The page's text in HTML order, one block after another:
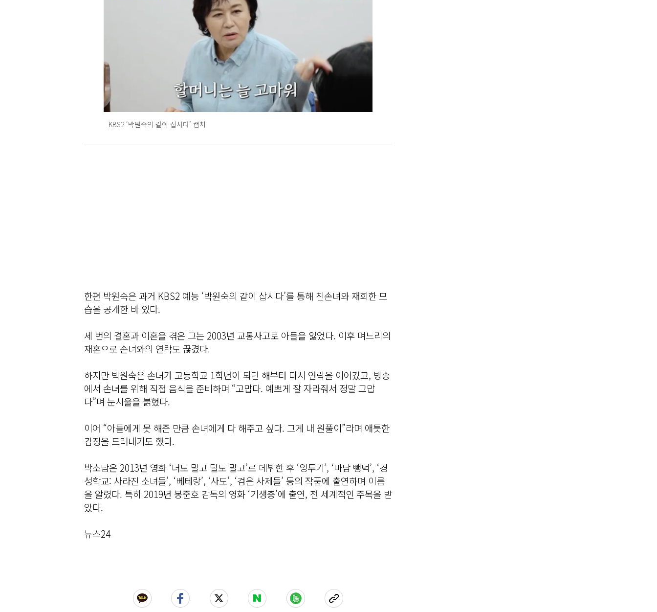
KBS2 ‘박원숙의 같이 삽시다’ 캡처
한편 박원숙은 과거 KBS2 예능 ‘박원숙의 같이 삽시다’를 통해 친손녀와 재회한 모
습을 공개한 바 있다.
세 번의 결혼과 이혼을 겪은 그는 2003년 교통사고로 아들을 잃었다. 이후 며느리의
재혼으로 손녀와의 연락도 끊겼다.
하지만 박원숙은 손녀가 고등학교 1학년이 되던 해부터 다시 연락을 이어갔고, 방송
에서 손녀를 위해 직접 음식을 준비하며 “고맙다. 예쁘게 잘 자라줘서 정말 고맙
다”며 눈시울을 붉혔다.
이어 “아들에게 못 해준 만큼 손녀에게 다 해주고 싶다. 그게 내 원풀이”라며 애틋한
감정을 드러내기도 했다.
박소담은 2013년 영화 ‘더도 말고 덜도 말고’로 데뷔한 후 ‘잉투기’, ‘마담 뺑덕’, ‘경
성학교: 사라진 소녀들’, ‘베테랑’, ‘사도’, ‘검은 사제들’ 등의 작품에 출연하며 이름
을 알렸다. 특히 2019년 봉준호 감독의 영화 ‘기생충’에 출연, 전 세계적인 주목을 받
았다.
뉴스24